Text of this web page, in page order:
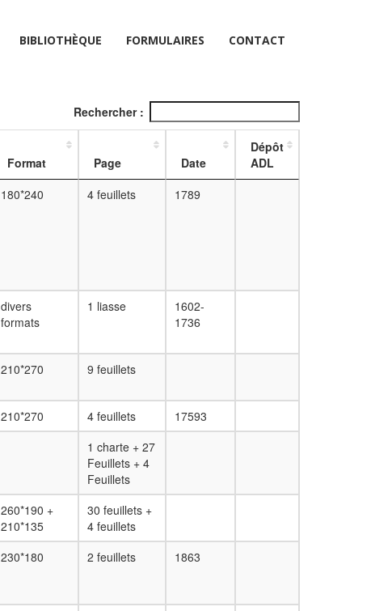
BIBLIOTHÈQUE FORMULAIRES CONTACT
Rechercher :
Format Page Date
Dépôt
ADL
180*240 4 feuillets 1789
divers
formats
1 liasse
1602-
1736
210*270 9 feuillets
210*270 4 feuillets
17593
1 charte + 27
Feuillets + 4
Feuillets
260*190 +
210*135
30 feuillets +
4 feuillets
230*180 2 feuillets 1863